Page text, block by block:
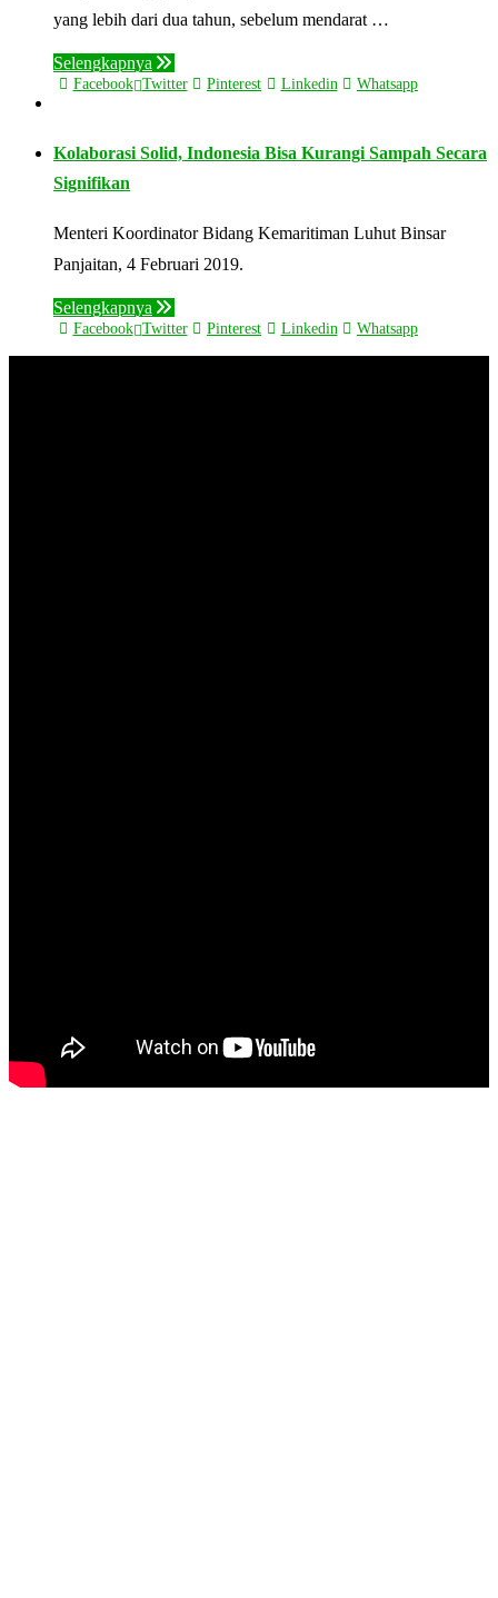
yang lebih dari dua tahun, sebelum mendarat …
Selengkapnya
Facebook Twitter Pinterest Linkedin Whatsapp
Kolaborasi Solid, Indonesia Bisa Kurangi Sampah Secara
Signifikan
Menteri Koordinator Bidang Kemaritiman Luhut Binsar
Panjaitan, 4 Februari 2019.
Selengkapnya
Facebook Twitter Pinterest Linkedin Whatsapp